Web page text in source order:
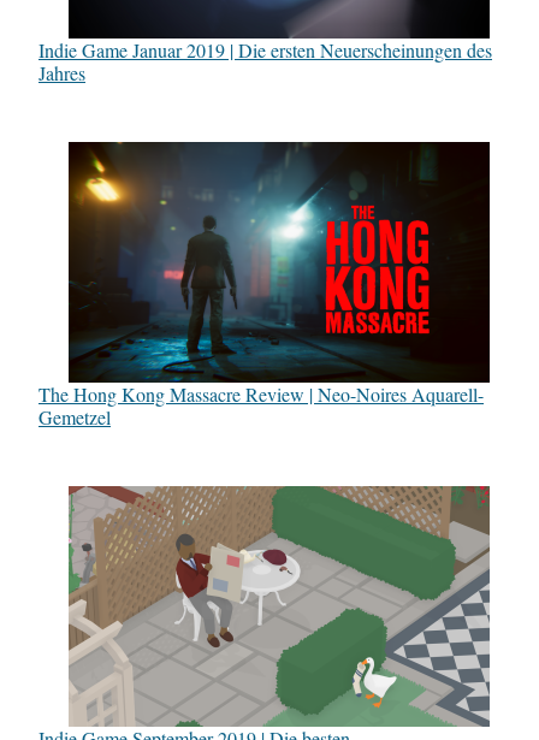
Indie Game Januar 2019 | Die ersten Neuerscheinungen des
Jahres
The Hong Kong Massacre Review | Neo-Noires Aquarell-
Gemetzel